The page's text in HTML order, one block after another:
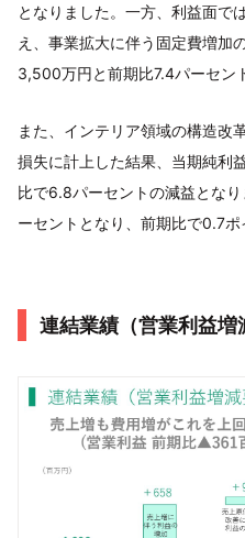
となりました。一方、利益面で
え、事業拡大に伴う固定費増加
3,500万円と前期比7.4パーセン
また、インテリア領域の構造改
損失に計上した結果、当期純利
比で6.8パーセントの減益とな
ーセントとなり、前期比で0.7ポ
連結業績（営業利益増